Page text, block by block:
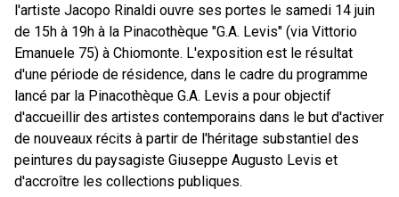
l'artiste Jacopo Rinaldi ouvre ses portes le samedi 14 juin
de 15h à 19h à la Pinacothèque "G.A. Levis" (via Vittorio
Emanuele 75) à Chiomonte. L'exposition est le résultat
d'une période de résidence, dans le cadre du programme
lancé par la Pinacothèque G.A. Levis a pour objectif
d'accueillir des artistes contemporains dans le but d'activer
de nouveaux récits à partir de l'héritage substantiel des
peintures du paysagiste Giuseppe Augusto Levis et
d'accroître les collections publiques.